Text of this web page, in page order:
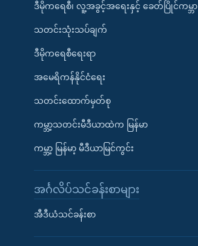
ဒီမိုကရေစီ၊ လူ့အခွင့်အရေးနှင့် ခေတ်ပြိုင်ကမ္ဘာ
သတင်းသုံးသပ်ချက်
ဒီမိုကရေစီရေးရာ
အမေရိကန်နိုင်ငံရေး
သတင်းထောက်မှတ်စု
ကမ္ဘာ့သတင်းမီဒီယာထဲက မြန်မာ
ကမ္ဘာ့ မြန်မာ့ မီဒီယာမြင်ကွင်း
အင်္ဂလိပ်သင်ခန်းစာများ
အီဒီယံသင်ခန်းစာ